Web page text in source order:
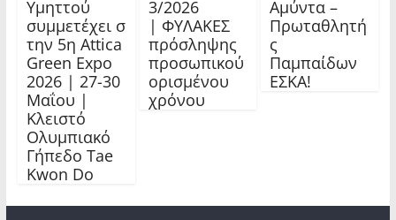
Υμηττού
συμμετέχει σ
την 5η Attica
Green Expo
2026 | 27-30
Μαΐου |
Κλειστό
Ολυμπιακό
Γήπεδο Tae
Kwon Do
3/2026
| ΦΥΛΑΚΕΣ
πρόσληψης
προσωπικού
ορισμένου
χρόνου
Αμύντα –
Πρωταθλητή
ς
Παμπαίδων
ΕΣΚΑ!